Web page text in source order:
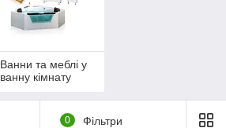
Ванни та меблі у
ванну кімнату
0 Фільтри